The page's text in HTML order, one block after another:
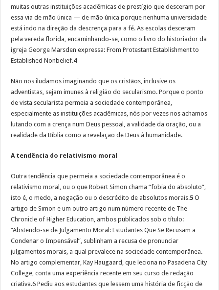
muitas outras instituições acadêmicas de prestígio que desceram por
essa via de mão única — de mão única porque nenhuma universidade
está indo na direção da descrença para a fé. As escolas desceram
pela vereda florida, encaminhando-se, como o livro do historiador da
igreja George Marsden expressa: From Protestant Establishment to
Established Nonbelief.4
Não nos iludamos imaginando que os cristãos, inclusive os
adventistas, sejam imunes à religião do secularismo. Porque o ponto
de vista secularista permeia a sociedade contemporânea,
especialmente as instituições acadêmicas, nós por vezes nos achamos
lutando com a crença num Deus pessoal, a validade da oração, ou a
realidade da Bíblia como a revelação de Deus à humanidade.
A tendência do relativismo moral
Outra tendência que permeia a sociedade contemporânea é o
relativismo moral, ou o que Robert Simon chama “fobia do absoluto”,
isto é, o medo, a negação ou o descrédito de absolutos morais.5 O
artigo de Simon e um outro artigo num número recente de The
Chronicle of Higher Education, ambos publicados sob o título:
“Abstendo-se de Julgamento Moral: Estudantes Que Se Recusam a
Condenar o Impensável”, sublinham a recusa de pronunciar
julgamentos morais, a qual prevalece na sociedade contemporânea.
No artigo complementar, Kay Haugaard, que leciona no Pasadena City
College, conta uma experiência recente em seu curso de redação
criativa.6 Pediu aos estudantes que lessem uma história de ficção de